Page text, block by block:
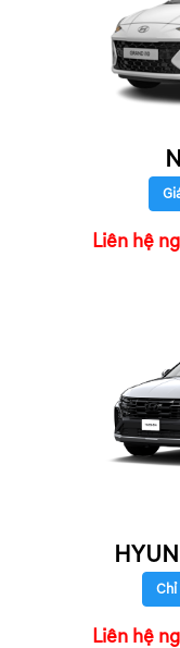
Liên hệ
Liên hệ